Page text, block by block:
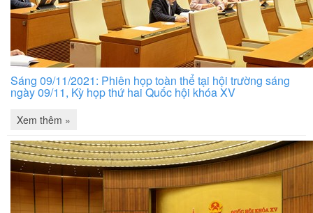
Sáng 09/11/2021: Phiên họp toàn thể tại hội trường sáng
ngày 09/11, Kỳ họp thứ hai Quốc hội khóa XV
Xem thêm »